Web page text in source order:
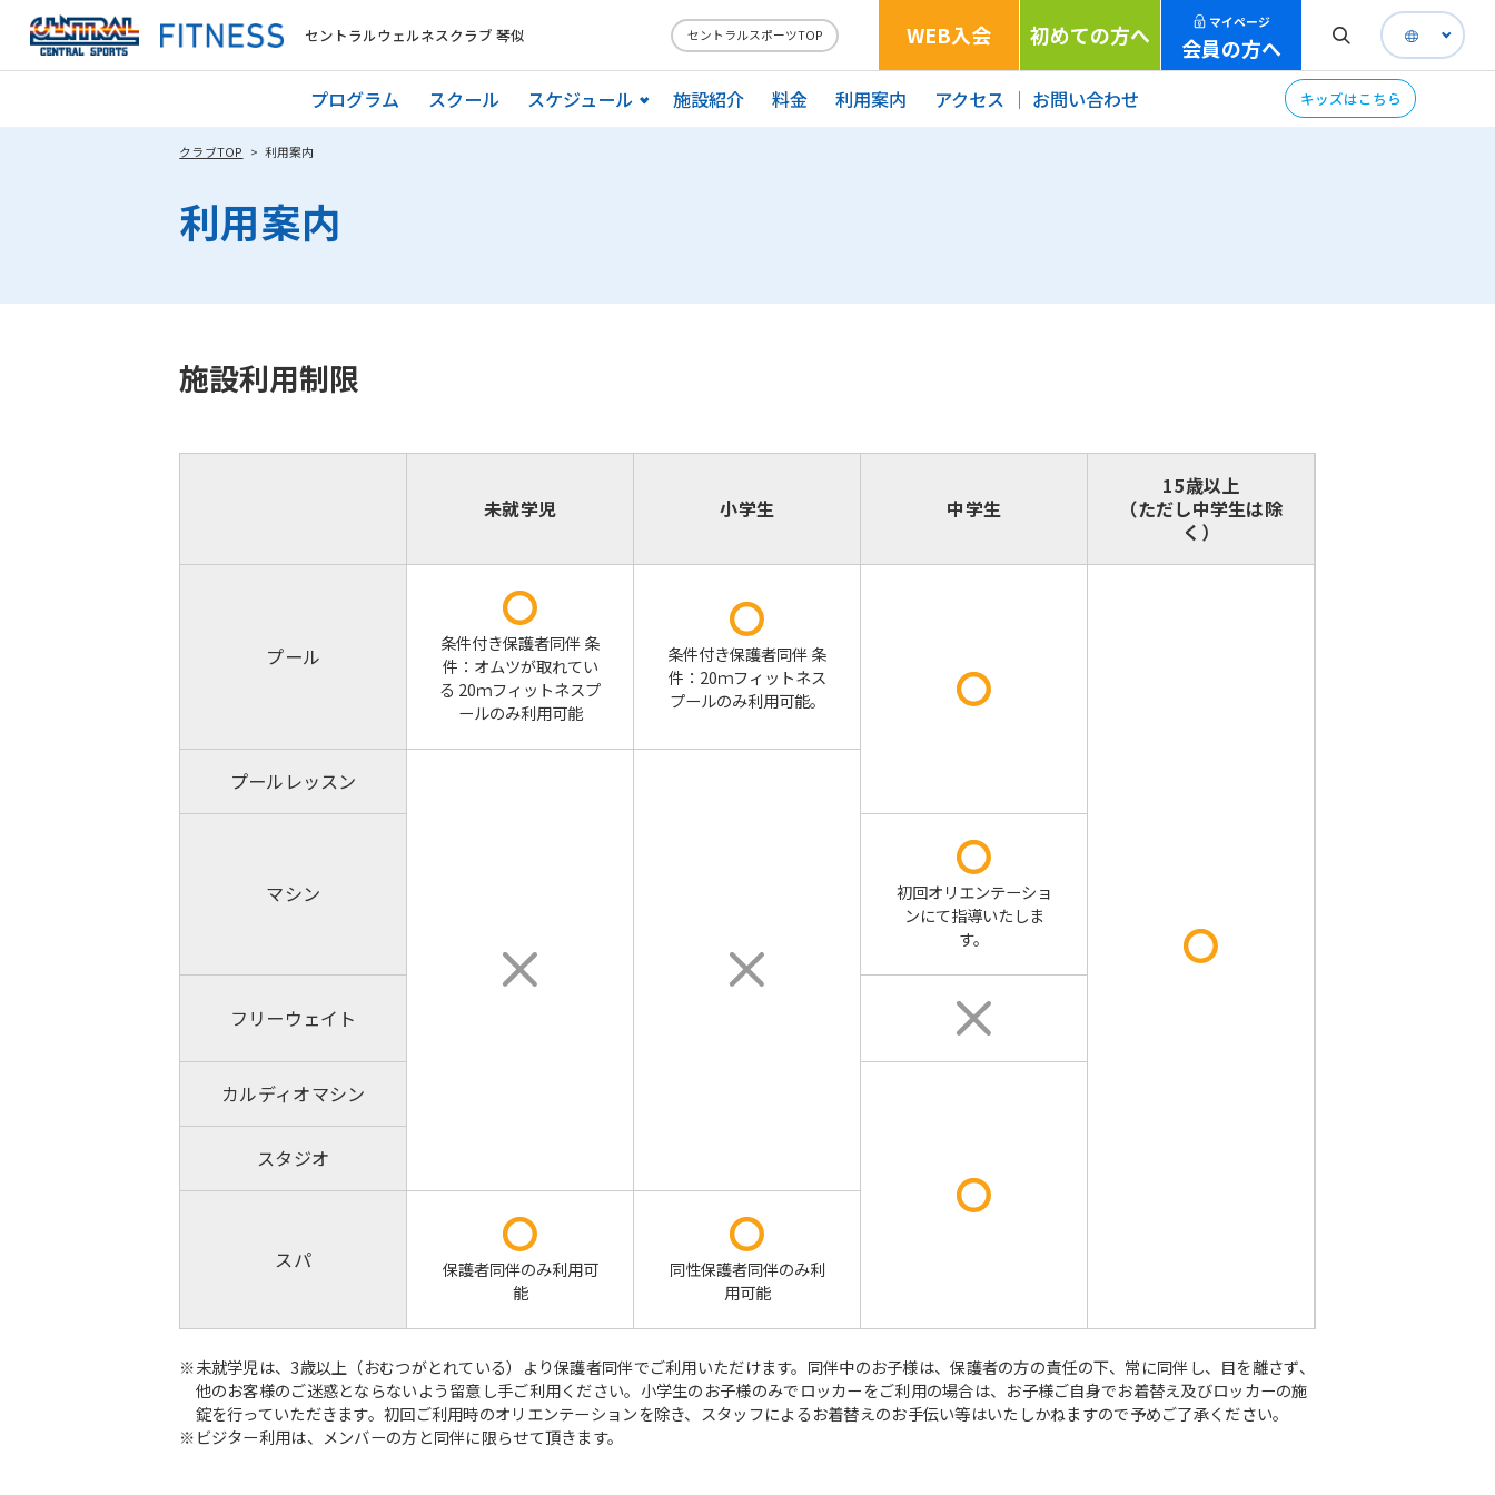
セントラルウェルネスクラブ 琴似 セントラルスポーツTOP WEB入会 初めての方へ マイページ
会員の方へ
プログラム スクール スケジュール 施設紹介 料金 利用案内 アクセス お問い合わせ キッズはこちら
クラブTOP 利用案内
利用案内
施設利用制限
未就学児 小学生 中学生
15歳以上
（ただし中学生は除
く）
プール
条件付き保護者同伴 条
件：オムツが取れてい
る 20ｍフィットネスプ
ールのみ利用可能
条件付き保護者同伴 条
件：20ｍフィットネス
プールのみ利用可能。
プールレッスン
マシン
初回オリエンテーショ
ンにて指導いたしま
す。
フリーウェイト
カルディオマシン
スタジオ
スパ
保護者同伴のみ利用可
能
同性保護者同伴のみ利
用可能
※未就学児は、3歳以上（おむつがとれている）より保護者同伴でご利用いただけます。同伴中のお子様は、保護者の方の責任の下、常に同伴し、目を離さず、
他のお客様のご迷惑とならないよう留意し手ご利用ください。小学生のお子様のみでロッカーをご利用の場合は、お子様ご自身でお着替え及びロッカーの施
錠を行っていただきます。初回ご利用時のオリエンテーションを除き、スタッフによるお着替えのお手伝い等はいたしかねますので予めご了承ください。
※ビジター利用は、メンバーの方と同伴に限らせて頂きます。